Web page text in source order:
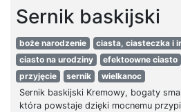
Sernik baskijski
boże narodzenie ciasta, ciasteczka i
ciasto na urodziny
efektoowne ciasto
przyjęcie
sernik
wielkanoc
Sernik baskijski Kremowy, bogaty
która powstaje dzięki mocnemu